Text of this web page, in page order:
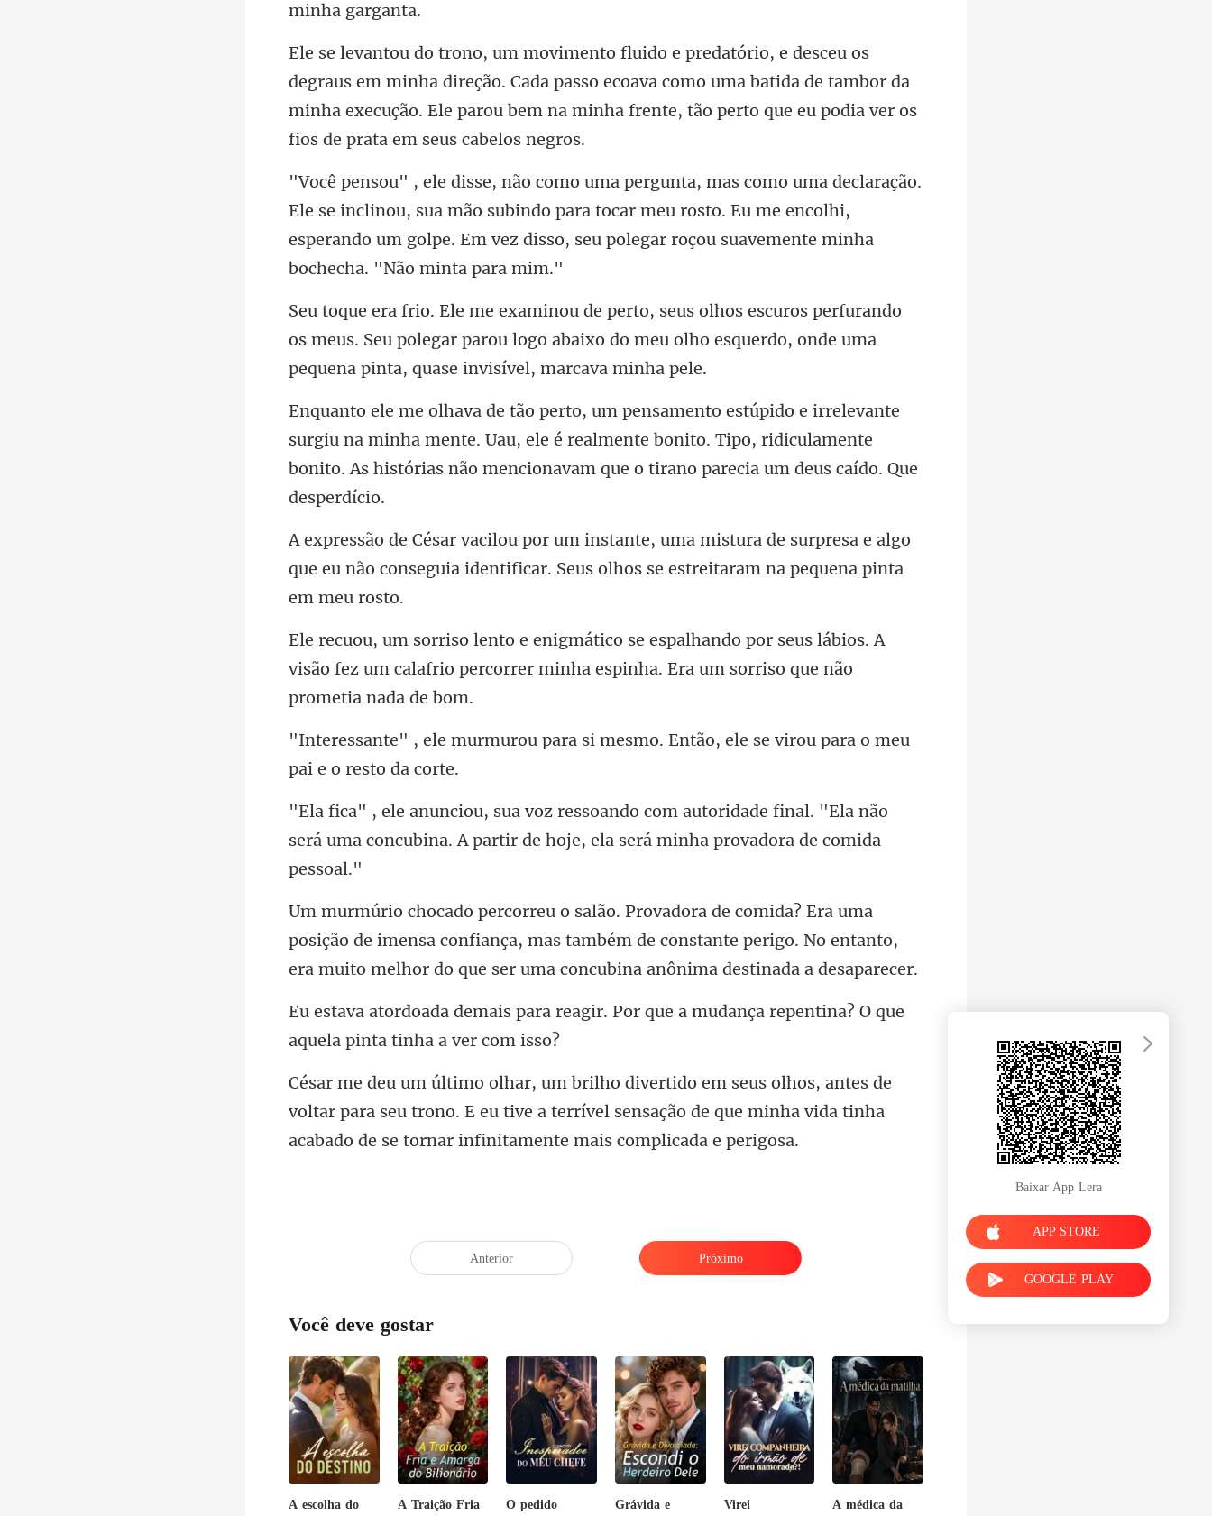
ha direção. Cada passo ecoava como uma batida de tambor da
minha execução. Ele parou b
inclinou, sua mão subindo para tocar meu rosto. Eu me encolhi,
esperando um golpe
perfurando
os meus. Seu polegar parou logo abaixo do meu olho esq
iu na minha mente. Uau, ele é realmente bonito. Tipo, ridiculamente
bonito. As
ra de surpresa e algo
que eu não conseguia identificar.
por seus lábios. A
visão fez um calafrio percorrer min
ra si mesmo. Então, ele se virou
oridade final. "Ela não
será uma concubina. A partir
ição de imensa confiança, mas também de constante perigo. No entanto,
e
ir. Por que a mudança repentina? O q
de
voltar para seu trono. E eu tive a terrível sensação de que minha vi
Anterior Próximo
Você deve gostar
A escolha do
A Traição Fria
O pedido
Grávida e
Virei
A médica da
Baixar App Lera
APP STORE
GOOGLE PLAY